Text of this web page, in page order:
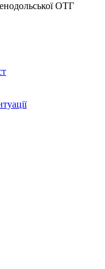
ОТГ